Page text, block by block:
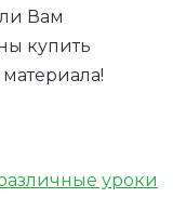
Вам
купить
уроки